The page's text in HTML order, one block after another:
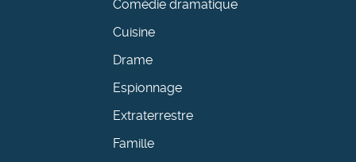
Comédie dramatique
Cuisine
Drame
Espionnage
Extraterrestre
Famille